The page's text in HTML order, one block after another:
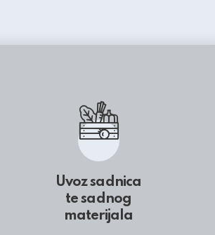
Uvoz sadnica
te sadnog
materijala